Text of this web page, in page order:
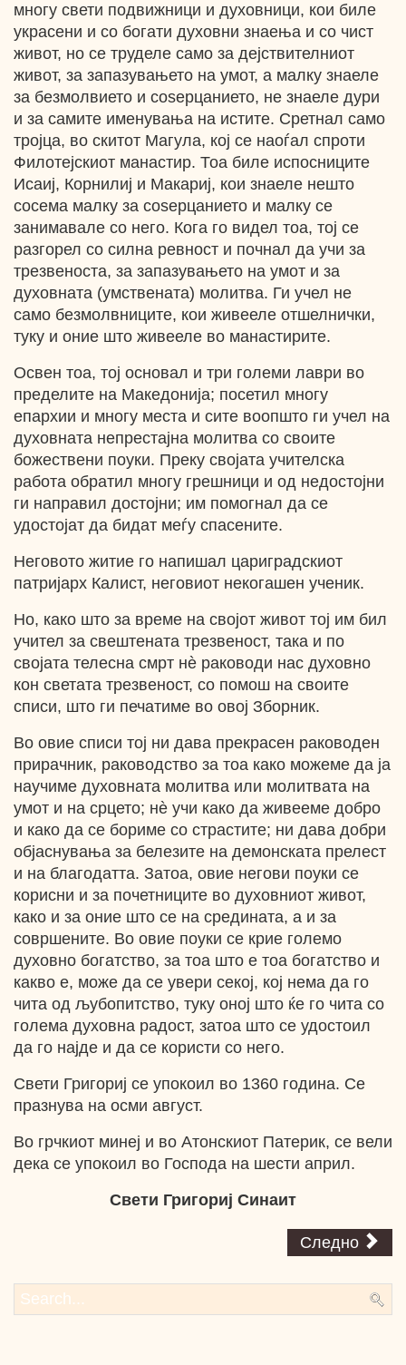
многу свети подвижници и духовници, кои биле
украсени и со богати духовни знаења и со чист
живот, но се труделе само за дејствителниот
живот, за запазувањето на умот, а малку знаеле
за безмолвието и соѕерцанието, не знаеле дури
и за самите именувања на истите. Сретнал само
тројца, во скитот Магула, кој се наоѓал спроти
Филотејскиот манастир. Тоа биле испосниците
Исаиј, Корнилиј и Макариј, кои знаеле нешто
сосема малку за соѕерцанието и малку се
занимавале со него. Кога го видел тоа, тој се
разгорел со силна ревност и почнал да учи за
трезвеноста, за запазувањето на умот и за
духовната (умствената) молитва. Ги учел не
само безмолвниците, кои живееле отшелнички,
туку и оние што живееле во манастирите.
Освен тоа, тој основал и три големи лаври во
пределите на Македонија; посетил многу
епархии и многу места и сите воопшто ги учел на
духовната непрестајна молитва со своите
божествени поуки. Преку својата учителска
работа обратил многу грешници и од недостојни
ги направил достојни; им помогнал да се
удостојат да бидат меѓу спасените.
Неговото житие го напишал цариградскиот
патријарх Калист, неговиот некогашен ученик.
Но, како што за време на својот живот тој им бил
учител за свештената трезвеност, така и по
својата телесна смрт нѐ раководи нас духовно
кон светата трезвеност, со помош на своите
списи, што ги печатиме во овој Зборник.
Во овие списи тој ни дава прекрасен раководен
прирачник, раководство за тоа како можеме да ја
научиме духовната молитва или молитвата на
умот и на срцето; нѐ учи како да живееме добро
и како да се бориме со страстите; ни дава добри
објаснувања за белезите на демонската прелест
и на благодатта. Затоа, овие негови поуки се
корисни и за почетниците во духовниот живот,
како и за оние што се на средината, а и за
совршените. Во овие поуки се крие големо
духовно богатство, за тоа што е тоа богатство и
какво е, може да се увери секој, кој нема да го
чита од љубопитство, туку оној што ќе го чита со
голема духовна радост, затоа што се удостоил
да го најде и да се користи со него.
Свети Григориј се упокоил во 1360 година. Се
празнува на осми август.
Во грчкиот минеј и во Атонскиот Патерик, се вели
дека се упокоил во Господа на шести април.
Свети Григориј Синаит
Следно